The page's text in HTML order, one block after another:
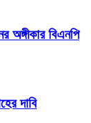
বিএনপি
দাবি